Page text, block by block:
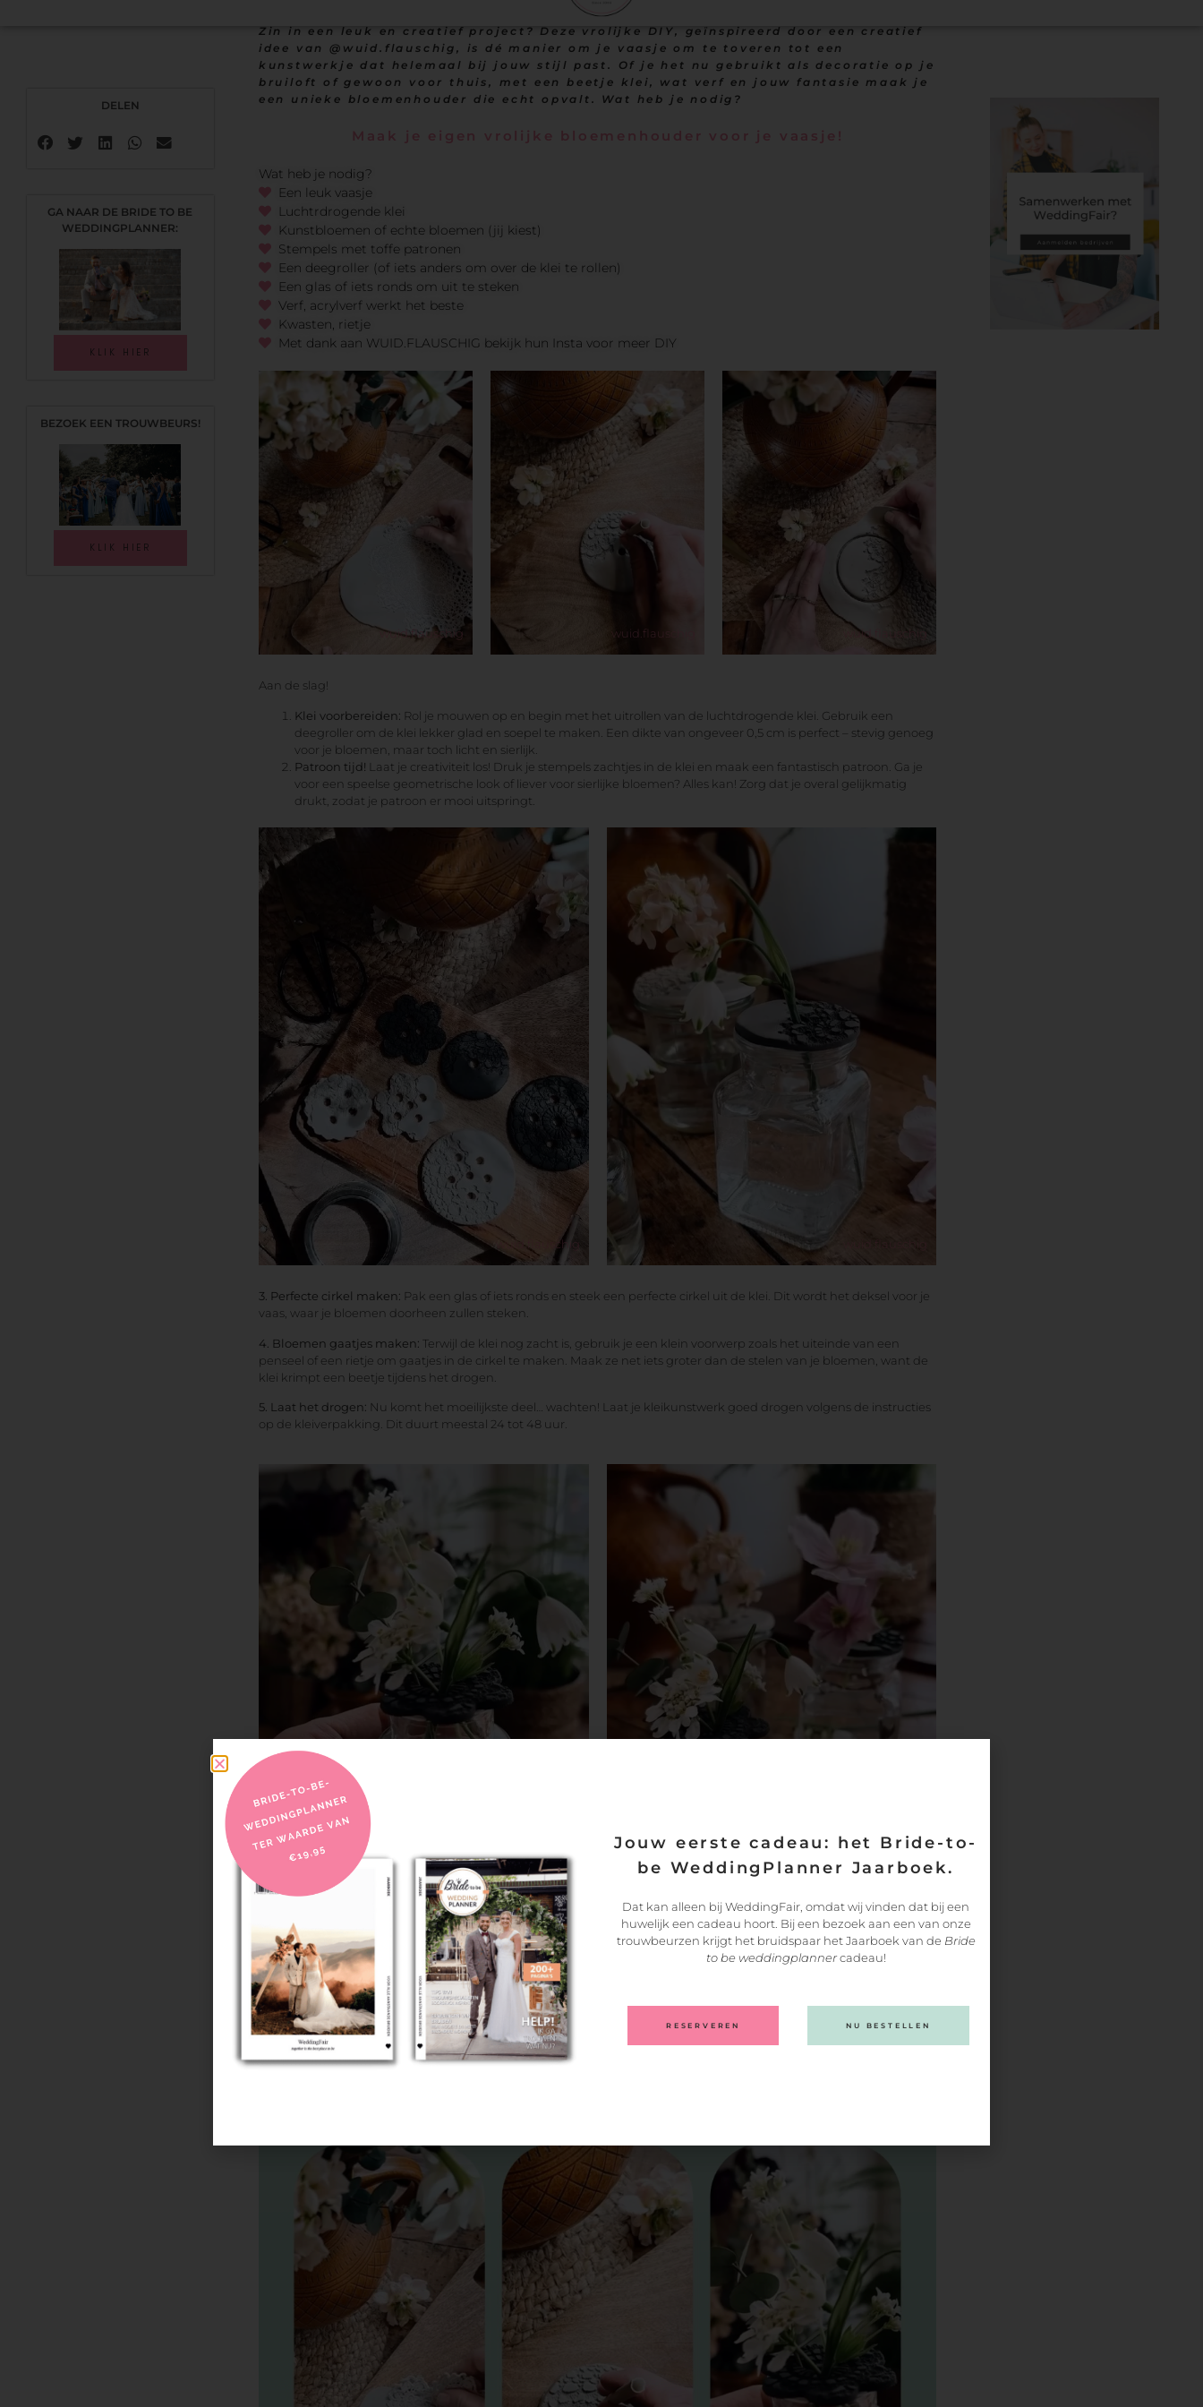
Zin in een leuk en creatief project? Deze vrolijke DIY, geïnspireerd door een creatief
idee van @wuid.flauschig, is dé manier om je vaasje om te toveren tot een
kunstwerkje dat helemaal bij jouw stijl past. Of je het nu gebruikt als decoratie op je
bruiloft of gewoon voor thuis, met een beetje klei, wat verf en jouw fantasie maak je
een unieke bloemenhouder die echt opvalt. Wat heb je nodig?
Maak je eigen vrolijke bloemenhouder voor je vaasje!
Wat heb je nodig?
Een leuk vaasje
Luchtrdrogende klei
Kunstbloemen of echte bloemen (jij kiest)
Stempels met toffe patronen
Een deegroller (of iets anders om over de klei te rollen)
Een glas of iets ronds om uit te steken
Verf, acrylverf werkt het beste
Kwasten, rietje
Met dank aan WUID.FLAUSCHIG bekijk hun Insta voor meer DIY
wuid.flauschig wuid.flauschig wuid.flauschig
Aan de slag!
Klei voorbereiden: Rol je mouwen op en begin met het uitrollen van de luchtdrogende klei. Gebruik een
deegroller om de klei lekker glad en soepel te maken. Een dikte van ongeveer 0,5 cm is perfect – stevig genoeg
voor je bloemen, maar toch licht en sierlijk.
Patroon tijd! Laat je creativiteit los! Druk je stempels zachtjes in de klei en maak een fantastisch patroon. Ga je
voor een speelse geometrische look of liever voor sierlijke bloemen? Alles kan! Zorg dat je overal gelijkmatig
drukt, zodat je patroon er mooi uitspringt.
wuid.flauschig wuid.flauschig
3. Perfecte cirkel maken: Pak een glas of iets ronds en steek een perfecte cirkel uit de klei. Dit wordt het deksel voor je
vaas, waar je bloemen doorheen zullen steken.
4. Bloemen gaatjes maken: Terwijl de klei nog zacht is, gebruik je een klein voorwerp zoals het uiteinde van een
penseel of een rietje om gaatjes in de cirkel te maken. Maak ze net iets groter dan de stelen van je bloemen, want de
klei krimpt een beetje tijdens het drogen.
5. Laat het drogen: Nu komt het moeilijkste deel… wachten! Laat je kleikunstwerk goed drogen volgens de instructies
op de kleiverpakking. Dit duurt meestal 24 tot 48 uur.
wuid.flauschig
6. Kleurenfeest (optioneel):
Als de klei droog is, kun je de cirkel een mooie kleur geven die helemaal bij jouw stijl past.
Denk aan zachte pasteltinten, vrolijke kleuren of een stoer metallic effect. Laat de verf goed drogen voordat je verder
gaat.
7. De grote finale:Het moment van de waarheid is aangebroken! Plaats de gedroogde en geverfde kleicirkel op de
opening van je vaas. Steek je bloemen door de gaatjes en schik ze mooi zodat ze vrolijk uitwaaieren. Voilà, je hebt nu
een prachtige, zelfgemaakte bloemenhouder die je vaasje omtovert tot een uniek kunstwerk!
Klik op de afbeelding hieronder voor een filmpje!
Jouw eerste cadeau: het Bride-to-
be WeddingPlanner Jaarboek.
Dat kan alleen bij WeddingFair, omdat wij vinden dat bij een
huwelijk een cadeau hoort. Bij een bezoek aan een van onze
trouwbeurzen krijgt het bruidspaar het Jaarboek van de
to be weddingplanner